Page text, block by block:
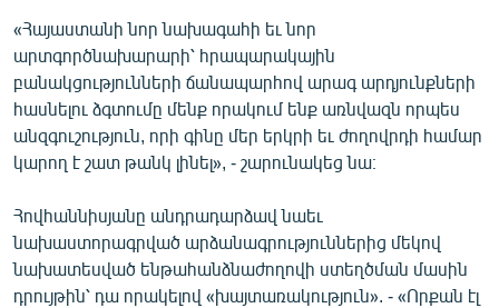
«Հայաստանի նոր նախագահի եւ նոր
արտգործնախարարի՝ հրապարակային
բանակցությունների ճանապարհով արագ արդյունքների
հասնելու ձգտումը մենք որակում ենք առնվազն որպես
անզգուշություն, որի գինը մեր երկրի եւ ժողովրդի համար
կարող է շատ թանկ լինել», - շարունակեց նա։
Հովհաննիսյանը անդրադարձավ նաեւ
նախաստորագրված արձանագրություններից մեկով
նախատեսված ենթահանձնաժողովի ստեղծման մասին
դրույթին՝ դա որակելով «խայտառակություն». - «Որքան էլ